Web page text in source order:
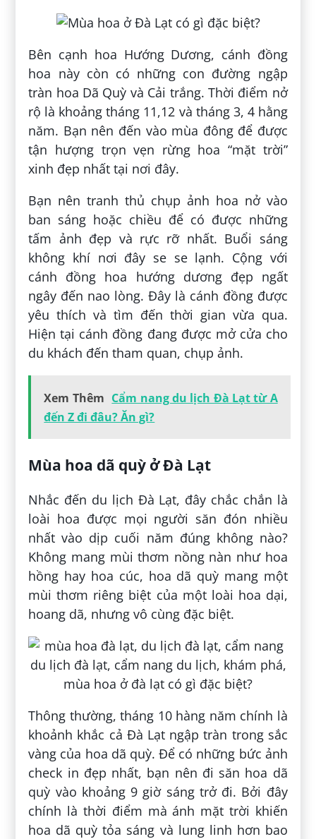
Bên cạnh hoa Hướng Dương, cánh đồng
hoa này còn có những con đường ngập
tràn hoa Dã Quỳ và Cải trắng. Thời điểm nở
rộ là khoảng tháng 11,12 và tháng 3, 4 hằng
năm. Bạn nên đến vào mùa đông để được
tận hượng trọn vẹn rừng hoa “mặt trời”
xinh đẹp nhất tại nơi đây.
Bạn nên tranh thủ chụp ảnh hoa nở vào
ban sáng hoặc chiều để có được những
tấm ảnh đẹp và rực rỡ nhất. Buổi sáng
không khí nơi đây se se lạnh. Cộng với
cánh đồng hoa hướng dương đẹp ngất
ngây đến nao lòng. Đây là cánh đồng được
yêu thích và tìm đến thời gian vừa qua.
Hiện tại cánh đồng đang được mở cửa cho
du khách đến tham quan, chụp ảnh.
Xem Thêm Cẩm nang du lịch Đà Lạt từ A
đến Z đi đâu? Ăn gì?
Mùa hoa dã quỳ ở Đà Lạt
Nhắc đến du lịch Đà Lạt, đây chắc chắn là
loài hoa được mọi người săn đón nhiều
nhất vào dịp cuối năm đúng không nào?
Không mang mùi thơm nồng nàn như hoa
hồng hay hoa cúc, hoa dã quỳ mang một
mùi thơm riêng biệt của một loài hoa dại,
hoang dã, nhưng vô cùng đặc biệt.
Thông thường, tháng 10 hàng năm chính là
khoảnh khắc cả Đà Lạt ngập tràn trong sắc
vàng của hoa dã quỳ. Để có những bức ảnh
check in đẹp nhất, bạn nên đi săn hoa dã
quỳ vào khoảng 9 giờ sáng trở đi. Bởi đây
chính là thời điểm mà ánh mặt trời khiến
hoa dã quỳ tỏa sáng và lung linh hơn bao